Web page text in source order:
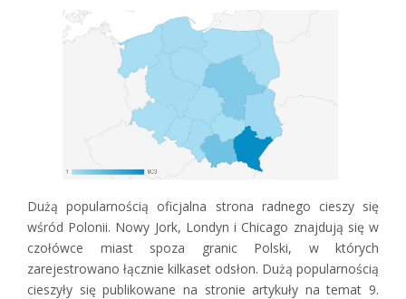
Dużą popularnością oficjalna strona radnego cieszy się
wśród Polonii. Nowy Jork, Londyn i Chicago znajdują się w
czołówce miast spoza granic Polski, w których
zarejestrowano łącznie kilkaset odsłon. Dużą popularnością
cieszyły się publikowane na stronie artykuły na temat 9.